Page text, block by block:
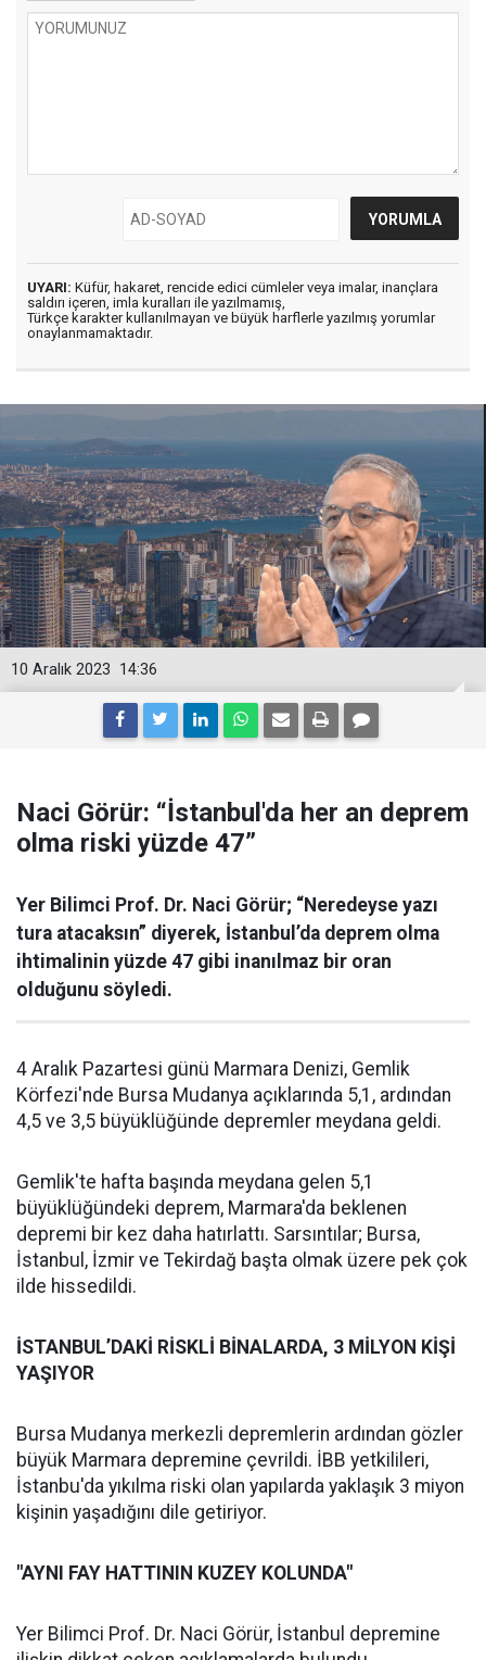
UYARI: Küfür, hakaret, rencide edici cümleler veya imalar, inançlara
saldırı içeren, imla kuralları ile yazılmamış,
Türkçe karakter kullanılmayan ve büyük harflerle yazılmış yorumlar
onaylanmamaktadır.
14:36
10 Aralık 2023
Naci Görür: “İstanbul'da her an deprem
olma riski yüzde 47”
Yer Bilimci Prof. Dr. Naci Görür; “Neredeyse yazı
tura atacaksın” diyerek, İstanbul’da deprem olma
ihtimalinin yüzde 47 gibi inanılmaz bir oran
olduğunu söyledi.
4 Aralık Pazartesi günü Marmara Denizi, Gemlik
Körfezi'nde Bursa Mudanya açıklarında 5,1, ardından
4,5 ve 3,5 büyüklüğünde depremler meydana geldi.
Gemlik'te hafta başında meydana gelen 5,1
büyüklüğündeki deprem, Marmara'da beklenen
depremi bir kez daha hatırlattı. Sarsıntılar; Bursa,
İstanbul, İzmir ve Tekirdağ başta olmak üzere pek çok
ilde hissedildi.
İSTANBUL’DAKİ RİSKLİ BİNALARDA, 3 MİLYON KİŞİ
YAŞIYOR
Bursa Mudanya merkezli depremlerin ardından gözler
büyük Marmara depremine çevrildi. İBB yetkilileri,
İstanbu'da yıkılma riski olan yapılarda yaklaşık 3 miyon
kişinin yaşadığını dile getiriyor.
"AYNI FAY HATTININ KUZEY KOLUNDA"
Yer Bilimci Prof. Dr. Naci Görür, İstanbul depremine